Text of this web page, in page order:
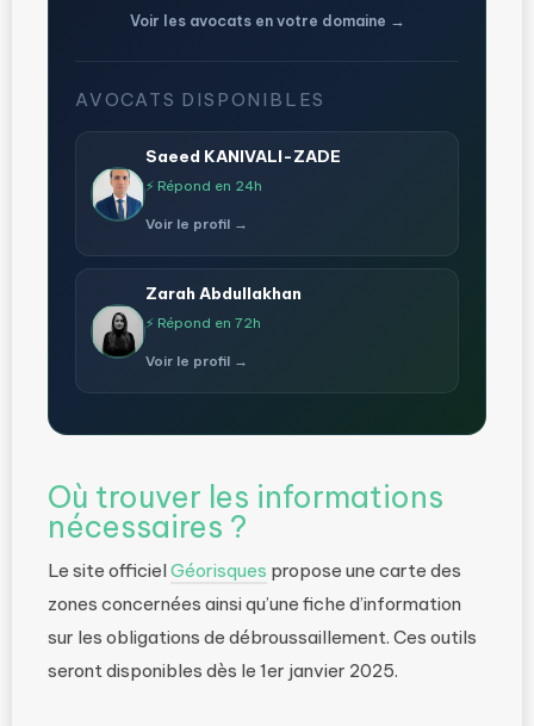
Voir les avocats en votre domaine →
AVOCATS DISPONIBLES
Saeed KANIVALI-ZADE
⚡ Répond en 24h
Voir le profil →
Zarah Abdullakhan
⚡ Répond en 72h
Voir le profil →
Où trouver les informations
nécessaires ?
Le site officielGéorisques propose une carte des
zones concernées ainsi qu’une fiche d’information
sur les obligations de débroussaillement. Ces outils
seront disponibles dès le 1er janvier 2025.